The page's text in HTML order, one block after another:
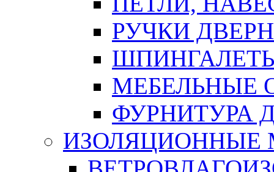
РУЧКИ
МЕБЕЛЬНЫЕ
ФУРНИТУРА
ИЗОЛЯЦИОННЫЕ